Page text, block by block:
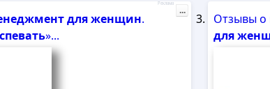
дляженщин.
»...
Реклама
...
Отзывы о
для